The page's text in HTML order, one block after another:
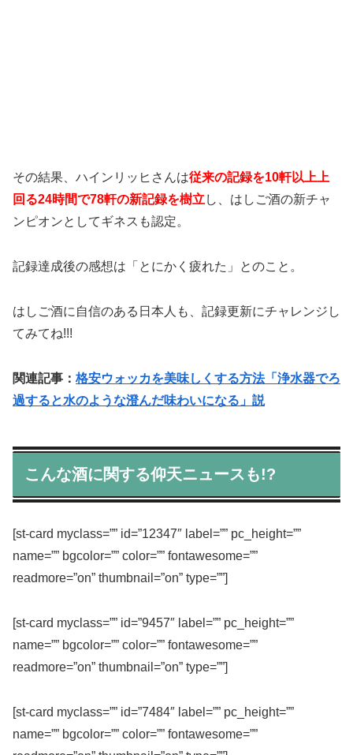
その結果、ハインリッヒさんは従来の記録を10軒以上上
回る24時間で78軒の新記録を樹立し、はしご酒の新チャ
ンピオンとしてギネスも認定。
記録達成後の感想は「とにかく疲れた」とのこと。
はしご酒に自信のある日本人も、記録更新にチャレンジし
てみてね!!!
関連記事： 格安ウォッカを美味しくする方法「浄水器でろ
過すると水のような澄んだ味わいになる」説
こんな酒に関する仰天ニュースも!?
[st-card myclass=”” id=”12347″ label=”” pc_height=””
name=”” bgcolor=”” color=”” fontawesome=””
readmore=”on” thumbnail=”on” type=””]
[st-card myclass=”” id=”9457″ label=”” pc_height=””
name=”” bgcolor=”” color=”” fontawesome=””
readmore=”on” thumbnail=”on” type=””]
[st-card myclass=”” id=”7484″ label=”” pc_height=””
name=”” bgcolor=”” color=”” fontawesome=””